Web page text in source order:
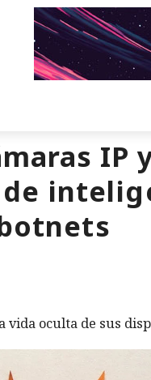
oculta de sus